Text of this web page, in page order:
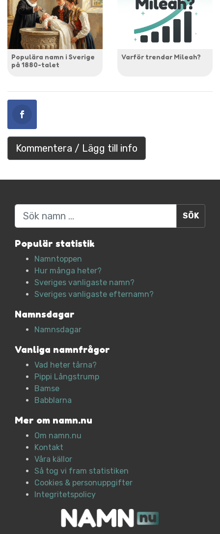
Populära namn i Sverige
på 1880-talet
Varför trendar Mileah?
Kommentera / Lägg till info
Sök
Populär statistik
Namntoppen
Hur många heter?
Sveriges vanligaste namn?
Sveriges vanligaste efternamn?
Namnsdagar
Namnsdagar
Vanliga namnfrågor
Vad heter tårna?
Pippi Långstrump
Bamse
Babblarna
Mer om namn.nu
Om namn.nu
Kontakt
Våra källor
Så tog vi fram statistiken
Cookies & personuppgifter
Integritetspolicy